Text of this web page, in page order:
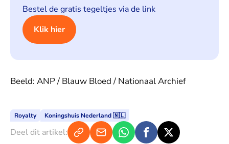
Bestel de gratis tegeltjes via de link
Klik hier
Beeld: ANP / Blauw Bloed / Nationaal Archief
Royalty Koningshuis Nederland 🇳🇱
Deel dit artikel: